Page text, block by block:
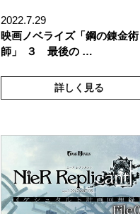
2022.7.29
映画ノベライズ「鋼の錬金術
師」
３ 最後の …
詳しく見る